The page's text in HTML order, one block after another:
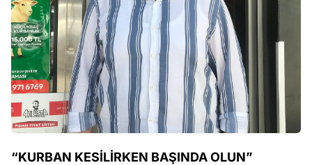
“KURBAN KESİLİRKEN BAŞINDA OLUN”